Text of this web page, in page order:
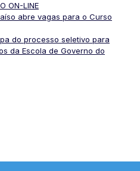
ON-LINE
abre vagas para o Curso
do processo seletivo para
da Escola de Governo do